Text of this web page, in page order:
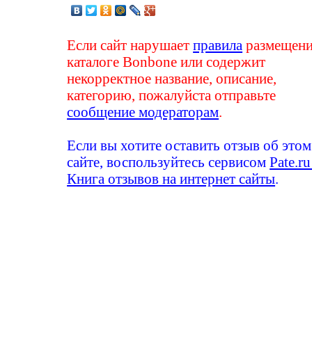
Если сайт нарушаетправила
каталоге Bonbone или содержит
некорректное название, описание,
категорию, пожалуйста отправьте
сообщение модераторам
Если вы хотите оставить отзыв об этом
сайте, воспользуйтесь сервисом
Книга отзывов на интернет сайты